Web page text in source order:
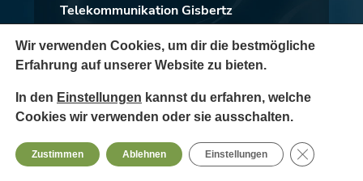
Telekommunikation Gisbertz
Fries Kamp 5
46244 Bottrop
Fax: +49 2045 857172
Mobil:+49 178 8141277
jan.gisbertz@tk-gisbertz.de
www.tk-gisbertz.de
Wir verwenden Cookies, um dir die bestmögliche
Erfahrung auf unserer Website zu bieten.
In den Einstellungen kannst du erfahren, welche
Cookies wir verwenden oder sie ausschalten.
Zustimmen Ablehnen Einstellungen GDPR